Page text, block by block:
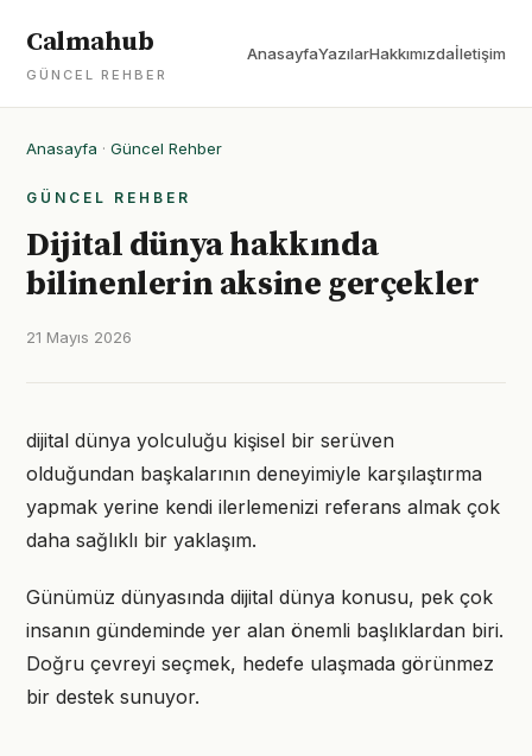
Calmahub
GÜNCEL REHBER
AnasayfaYazılarHakkımızdaİletişim
Anasayfa · Güncel Rehber
GÜNCEL REHBER
Dijital dünya hakkında
bilinenlerin aksine gerçekler
21 Mayıs 2026
dijital dünya yolculuğu kişisel bir serüven
olduğundan başkalarının deneyimiyle karşılaştırma
yapmak yerine kendi ilerlemenizi referans almak çok
daha sağlıklı bir yaklaşım.
Günümüz dünyasında dijital dünya konusu, pek çok
insanın gündeminde yer alan önemli başlıklardan biri.
Doğru çevreyi seçmek, hedefe ulaşmada görünmez
bir destek sunuyor.